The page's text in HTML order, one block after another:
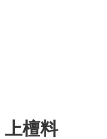
上檀料